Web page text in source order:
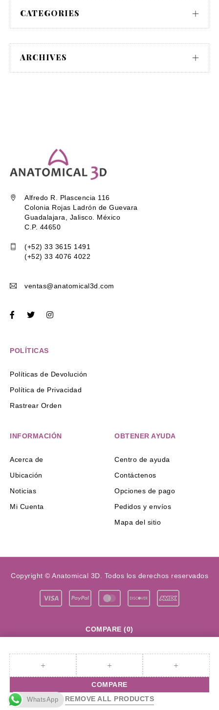
CATEGORIES
ARCHIVES
Alfredo R. Plascencia 116
Colonia Rojas Ladrón de Guevara
Guadalajara, Jalisco. México
C.P. 44650
(+52) 33 3615 1491
(+52) 33 4076 4022
ventas@anatomical3d.com
POLÍTICAS
Políticas de Devolución
Política de Privacidad
Rastrear Orden
INFORMACIÓN
Acerca de
Ubicación
Noticias
Mi Cuenta
OBTENER AYUDA
Centro de ayuda
Contáctenos
Opciones de pago
Pedidos y envíos
Mapa del sitio
Copyright © Anatomical 3D. Todos los derechos reservados
WhatsApp
COMPARE (0)
COMPARE
REMOVE ALL PRODUCTS